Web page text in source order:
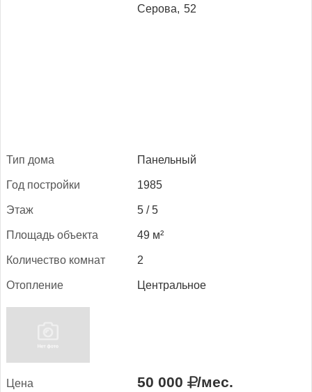
Серова, 52
Тип до­ма Панельный
Год пос­трой­ки 1985
Этаж 5 / 5
Пло­щадь объ­ек­та 49 м²
Ко­личес­тво ком­нат 2
Отоп­ле­ние Центральное
Це­на 50 000 /мес.